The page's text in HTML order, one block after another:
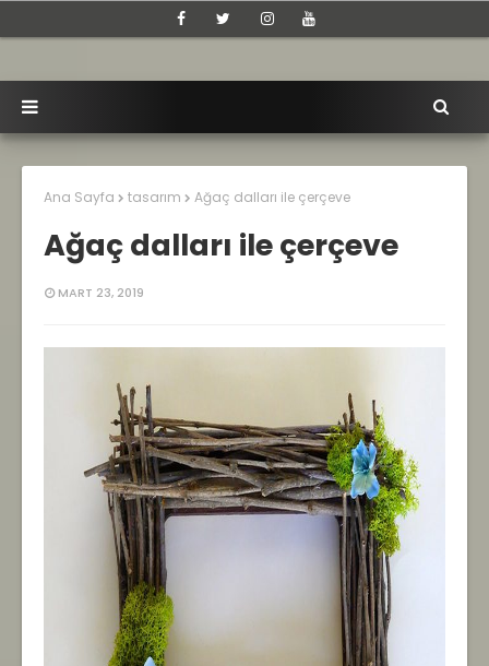
Ana Sayfa tasarım Ağaç dalları ile çerçeve
Ağaç dalları ile çerçeve
MART 23, 2019